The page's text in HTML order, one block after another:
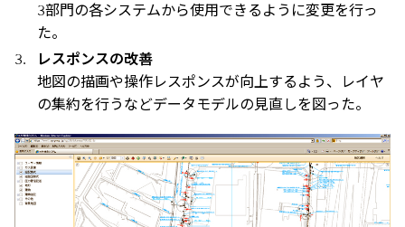
3部門の各システムから使用できるように変更を行っ
た。
レスポンスの改善
地図の描画や操作レスポンスが向上するよう、レイヤ
の集約を行うなどデータモデルの見直しを図った。